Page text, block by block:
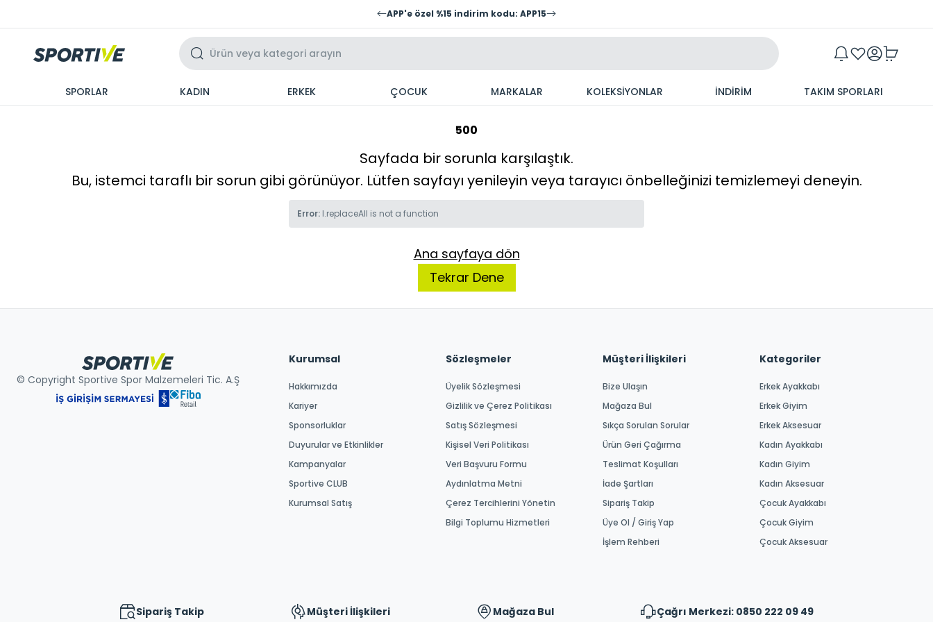
APP'e özel %15 indirim kodu: APP15
SPORLAR KADIN ERKEK ÇOCUK MARKALAR KOLEKSİYONLAR İNDİRİM TAKIM SPORLARI
500
Sayfada bir sorunla karşılaştık.
Bu, istemci taraflı bir sorun gibi görünüyor. Lütfen sayfayı yenileyin veya tarayıcı önbelleğinizi temizlemeyi deneyin.
Error: l.replaceAll is not a function
Ana sayfaya dön
Tekrar Dene
© Copyright Sportive Spor Malzemeleri Tic. A.Ş
Kurumsal
Hakkımızda
Kariyer
Sponsorluklar
Duyurular ve Etkinlikler
Kampanyalar
Sportive CLUB
Kurumsal Satış
Sözleşmeler
Üyelik Sözleşmesi
Gizlilik ve Çerez Politikası
Satış Sözleşmesi
Kişisel Veri Politikası
Veri Başvuru Formu
Aydınlatma Metni
Çerez Tercihlerini Yönetin
Bilgi Toplumu Hizmetleri
Müşteri İlişkileri
Bize Ulaşın
Mağaza Bul
Sıkça Sorulan Sorular
Ürün Geri Çağırma
Teslimat Koşulları
İade Şartları
Sipariş Takip
Üye Ol / Giriş Yap
İşlem Rehberi
Kategoriler
Erkek Ayakkabı
Erkek Giyim
Erkek Aksesuar
Kadın Ayakkabı
Kadın Giyim
Kadın Aksesuar
Çocuk Ayakkabı
Çocuk Giyim
Çocuk Aksesuar
Sipariş Takip Müşteri İlişkileri Mağaza Bul Çağrı Merkezi: 0850 222 09 49